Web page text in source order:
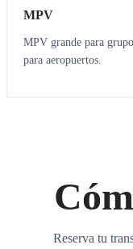
MPV
MPV grande para
para aeropuertos.
Reserva tu